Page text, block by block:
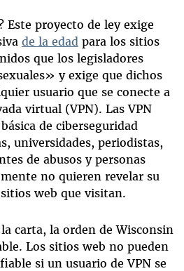
Este proyecto de ley exige
de la edad para los sitios
que los legisladores
y exige que dichos
usuario que se conecte a
virtual (VPN). Las VPN
de ciberseguridad
universidades, periodistas,
de abusos y personas
no quieren revelar su
web que visitan.
carta, la orden de Wisconsin
Los sitios web no pueden
si un usuario de VPN se